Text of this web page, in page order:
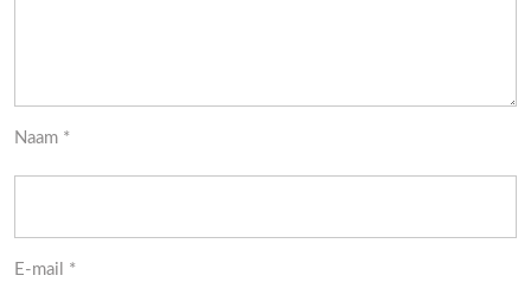
Naam *
E-mail *